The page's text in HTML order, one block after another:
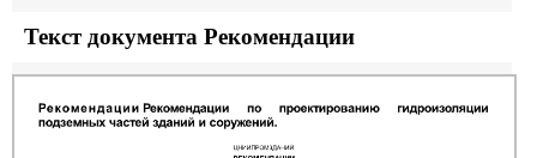
Текст документа Рекомендации